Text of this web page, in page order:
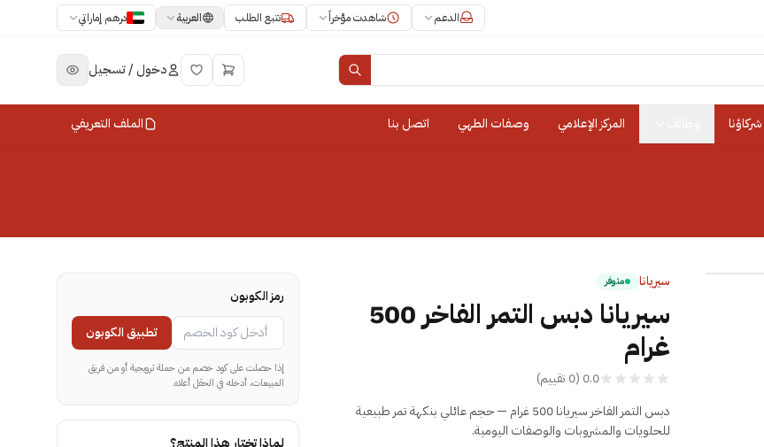
الدعم شاهدت مؤخراً تتبع الطلب العربية درهم إماراتي
دخول / تسجيل
شركاؤنا المركز الإعلامي وصفات الطهي اتصل بنا الملف التعريفي
سيريانا متوفر
سيريانا دبس التمر الفاخر 500
غرام
0.0
(
0 تقييم)
دبس التمر الفاخر سيريانا 500 غرام — حجم عائلي بنكهة تمر طبيعية
للحلويات والمشروبات والوصفات اليومية.
رمز الكوبون
تطبيق الكوبون
إذا حصلت على كود خصم من حملة ترويجية أو من فريق
المبيعات، أدخله في الحقل أعلاه.
لماذا تختار هذا المنتج؟